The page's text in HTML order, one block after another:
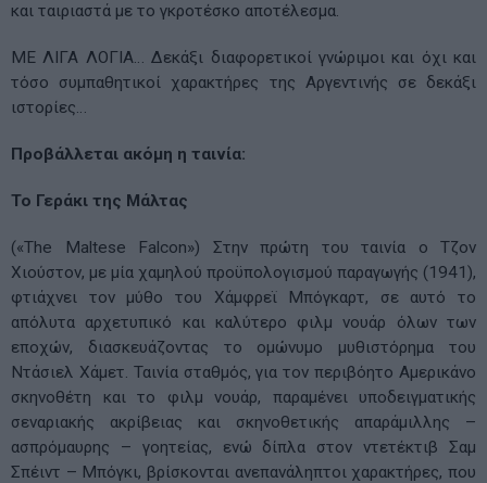
και ταιριαστά με το γκροτέσκο αποτέλεσμα.
ΜΕ ΛΙΓΑ ΛΟΓΙΑ… Δεκάξι διαφορετικοί γνώριμοι και όχι και
τόσο συμπαθητικοί χαρακτήρες της Αργεντινής σε δεκάξι
ιστορίες…
Προβάλλεται ακόμη η ταινία:
Το Γεράκι της Μάλτας
(«The Maltese Falcon») Στην πρώτη του ταινία ο Τζον
Χιούστον, με μία χαμηλού προϋπολογισμού παραγωγής (1941),
φτιάχνει τον μύθο του Χάμφρεϊ Μπόγκαρτ, σε αυτό το
απόλυτα αρχετυπικό και καλύτερο φιλμ νουάρ όλων των
εποχών, διασκευάζοντας το ομώνυμο μυθιστόρημα του
Ντάσιελ Χάμετ. Ταινία σταθμός, για τον περιβόητο Αμερικάνο
σκηνοθέτη και το φιλμ νουάρ, παραμένει υποδειγματικής
σεναριακής ακρίβειας και σκηνοθετικής απαράμιλλης –
ασπρόμαυρης – γοητείας, ενώ δίπλα στον ντετέκτιβ Σαμ
Σπέιντ – Μπόγκι, βρίσκονται ανεπανάληπτοι χαρακτήρες, που